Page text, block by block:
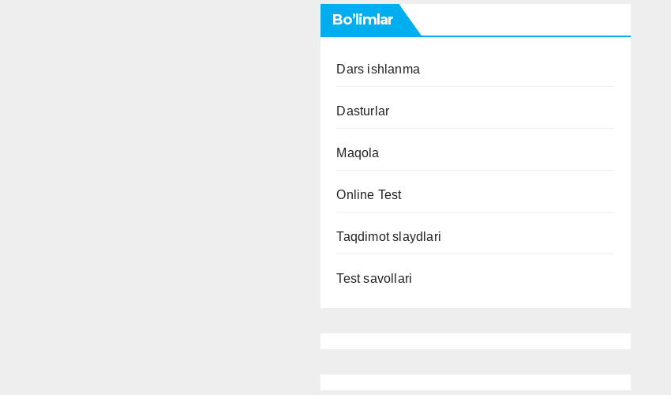
Bo’limlar
Dars ishlanma
Dasturlar
Maqola
Online Test
Taqdimot slaydlari
Test savollari